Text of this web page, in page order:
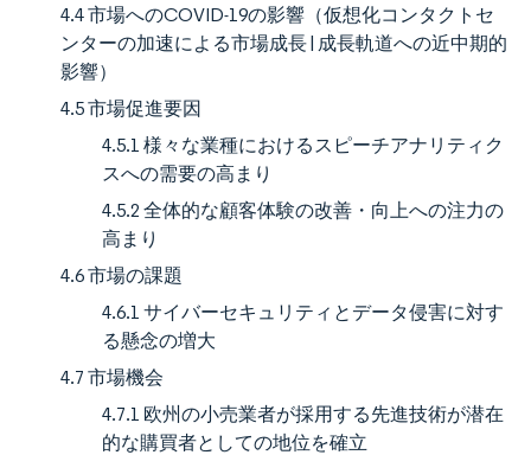
4.4 市場へのCOVID-19の影響（仮想化コンタクトセ
ンターの加速による市場成長 | 成長軌道への近中期的
影響）
4.5 市場促進要因
4.5.1 様々な業種におけるスピーチアナリティク
スへの需要の高まり
4.5.2 全体的な顧客体験の改善・向上への注力の
高まり
4.6 市場の課題
4.6.1 サイバーセキュリティとデータ侵害に対す
る懸念の増大
4.7 市場機会
4.7.1 欧州の小売業者が採用する先進技術が潜在
的な購買者としての地位を確立